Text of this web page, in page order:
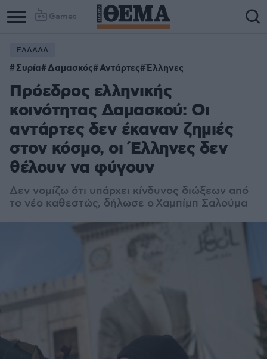
Games
ΕΛΛΑΔΑ
Συρία Δαμασκός Αντάρτες Έλληνες
Πρόεδρος ελληνικής
κοινότητας Δαμασκού: Οι
αντάρτες δεν έκαναν ζημιές
στον κόσμο, οι Έλληνες δεν
θέλουν να φύγουν
Δεν νομίζω ότι υπάρχει κίνδυνος διώξεων από
το νέο καθεστώς, δήλωσε ο Χαμπίμπ Σαλούμα